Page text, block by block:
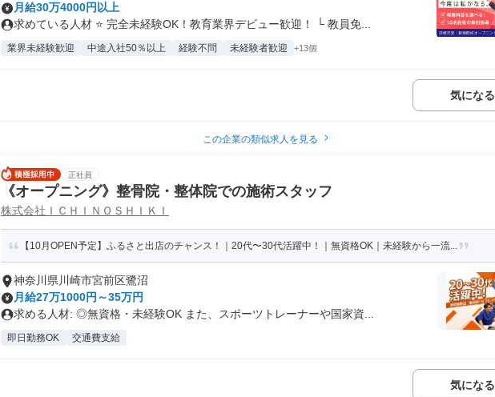
月給30万4000円以上
求めている人材 ⭐ 完全未経験OK！教育業界デビュー歓迎！ └ 教員免...
業界未経験歓迎 中途入社50％以上 経験不問 未経験者歓迎 +13個
気になる
この企業の類似求人を見る
正社員
《オープニング》整骨院・整体院での施術スタッフ
株式会社ＩＣＨＩＮＯＳＨＩＫＩ
【10月OPEN予定】ふるさと出店のチャンス！｜20代〜30代活躍中！｜無資格OK｜未経験から一流...
神奈川県川崎市宮前区鷺沼
月給27万1000円～35万円
求める人材: ◎無資格・未経験OK また、スポーツトレーナーや国家資...
即日勤務OK 交通費支給
気になる